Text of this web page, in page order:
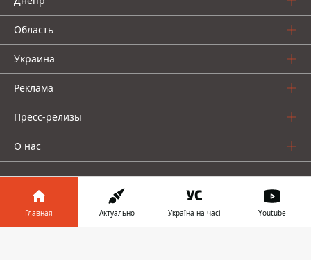
Область
Украина
Реклама
Пресс-релизы
О нас
Главная Актуально Україна на часі Youtube